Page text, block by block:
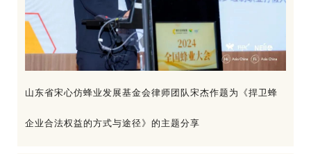
山东省宋心仿蜂业发展基金会律师团队宋杰作题为《捍卫蜂
企业合法权益的方式与途径》的主题分享